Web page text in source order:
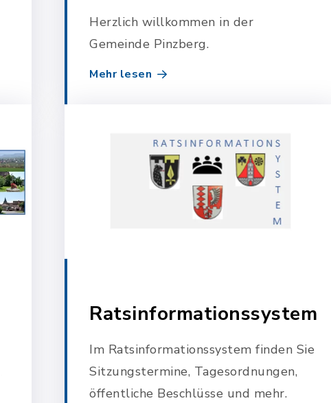
Herzlich willkommen in der
Gemeinde Pinzberg.
Mehr lesen
Ratsinformationssystem
Im Ratsinformationssystem finden Sie
Sitzungstermine, Tagesordnungen,
öffentliche Beschlüsse und mehr.